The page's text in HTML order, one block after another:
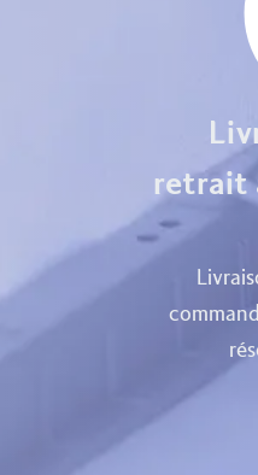
retrait